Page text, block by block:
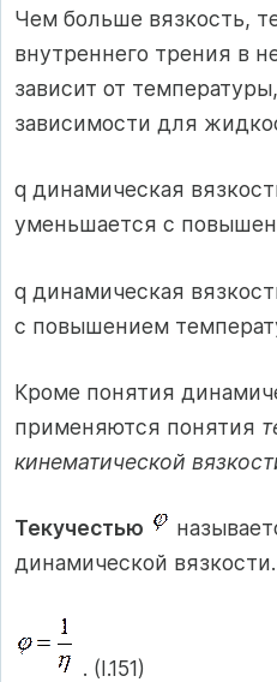
Чем больше вязкость,
внутреннего трения в
зависит от
зависимости для
q динамическая
уменьшается с
q динамическая
с повышением
Кроме понятия
применяются понятия
кинематической
Текучестью
динамической вязкости.
. (I.151)